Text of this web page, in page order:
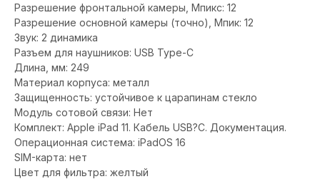
Разрешение фронтальной камеры, Мпикс: 12
Разрешение основной камеры (точно), Мпик: 12
Звук: 2 динамика
Разъем для наушников: USB Type-C
Длина, мм: 249
Материал корпуса: металл
Защищенность: устойчивое к царапинам стекло
Модуль сотовой связи: Нет
Комплект: Apple iPad 11. Кабель USB?С. Документация.
Операционная система: iPadOS 16
SIM-карта: нет
Цвет для фильтра: желтый